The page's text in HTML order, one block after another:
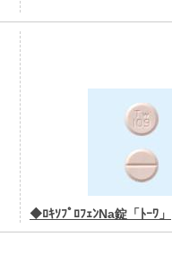
◆ﾛｷｿﾌﾟﾛﾌｪﾝNa錠「ﾄｰﾜ」